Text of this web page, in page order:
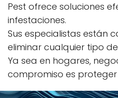
Pest ofrece soluciones
infestaciones.
Sus especialistas están
eliminar cualquier tipo
Ya sea en hogares,
compromiso es